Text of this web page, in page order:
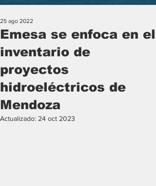
Emesa se enfoca en el
inventario de
proyectos
hidroeléctricos de
Mendoza
25 ago 2022
Actualizado: 24 oct 2023